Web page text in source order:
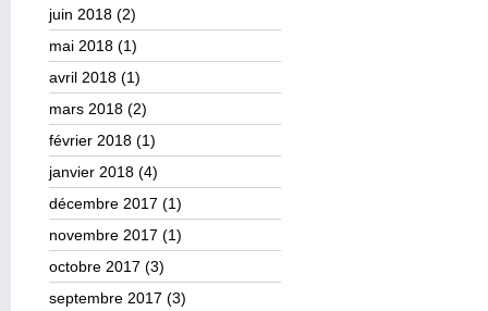
juin 2018 (2)
mai 2018 (1)
avril 2018 (1)
mars 2018 (2)
février 2018 (1)
janvier 2018 (4)
décembre 2017 (1)
novembre 2017 (1)
octobre 2017 (3)
septembre 2017 (3)